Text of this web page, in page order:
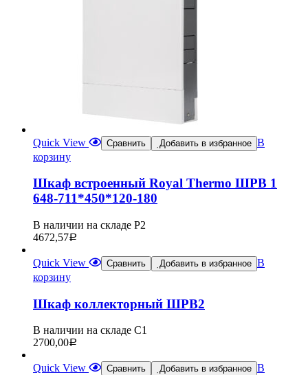
Quick View Сравнить Добавить в избранное В
корзину
Шкаф встроенный Royal Thermo ШРВ 1
648-711*450*120-180
В наличии на складе Р2
4672,57Р
Quick View Сравнить Добавить в избранное В
корзину
Шкаф коллекторный ШРВ2
В наличии на складе С1
2700,00Р
Quick View Сравнить Добавить в избранное В